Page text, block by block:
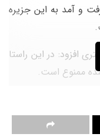
و آمد به این جزیره
افزود: در این راستا
ممنوع است.